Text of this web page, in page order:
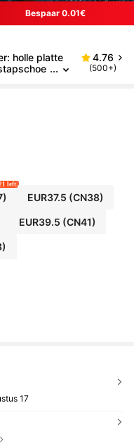
Bespaar 0.01€
holle platte
4.76
(500+)
left
EUR37.5 (CN38)
EUR39.5 (CN41)
17